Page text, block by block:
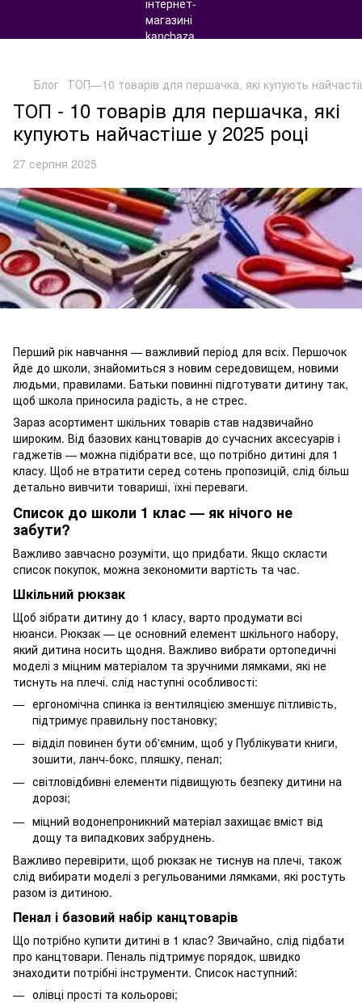
Блог ТОП—10 товарів для першачка, які купують
ТОП - 10 товарів для першачка, які
купують найчастіше у 2025 році
27 серпня 2025
Перший рік навчання — важливий період для всіх. Першочок
йде до школи, знайомиться з новим середовищем, новими
людьми, правилами. Батьки повинні підготувати дитину так,
щоб школа приносила радість, а не стрес.
Зараз асортимент шкільних товарів став надзвичайно
широким. Від базових канцтоварів до сучасних аксесуарів і
гаджетів — можна підібрати все, що потрібно дитині для 1
класу. Щоб не втратити серед сотень пропозицій, слід більш
детально вивчити товариші, їхні переваги.
Список до школи 1 клас — як нічого не
забути?
Важливо завчасно розуміти, що придбати. Якщо скласти
список покупок, можна зекономити вартість та час.
Шкільний рюкзак
Щоб зібрати дитину до 1 класу, варто продумати всі
нюанси. Рюкзак — це основний елемент шкільного набору,
який дитина носить щодня. Важливо вибрати ортопедичні
моделі з міцним матеріалом та зручними лямками, які не
тиснуть на плечі. слід наступні особливості:
ергономічна спинка із вентиляцією зменшує пітливість,
підтримує правильну постановку;
відділ повинен бути об'ємним, щоб у Публікувати книги,
зошити, ланч-бокс, пляшку, пенал;
світловідбивні елементи підвищують безпеку дитини на
дорозі;
міцний водонепроникний матеріал захищає вміст від
дощу та випадкових забруднень.
Важливо перевірити, щоб рюкзак не тиснув на плечі, також
слід вибирати моделі з регульованими лямками, які ростуть
разом із дитиною.
Пенал і базовий набір канцтоварів
Що потрібно купити дитині в 1 клас? Звичайно, слід підбати
про канцтовари. Пеналь підтримує порядок, швидко
знаходити потрібні інструменти. Список наступний:
олівці прості та кольорові;